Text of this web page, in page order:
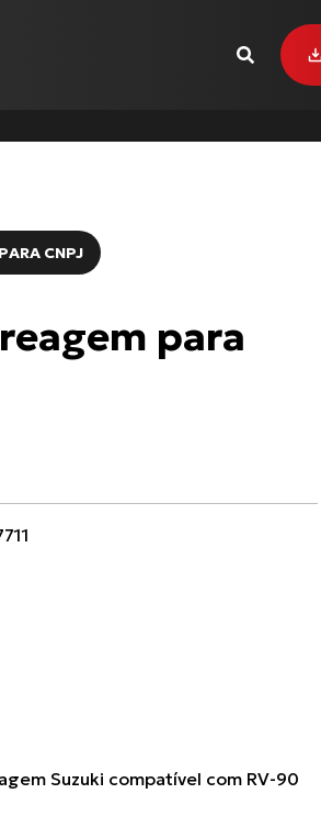
INTERCEPTOR-650
TIGER-855 i (99 até 00)
CNPJ
para
Suzuki compatível com RV-90